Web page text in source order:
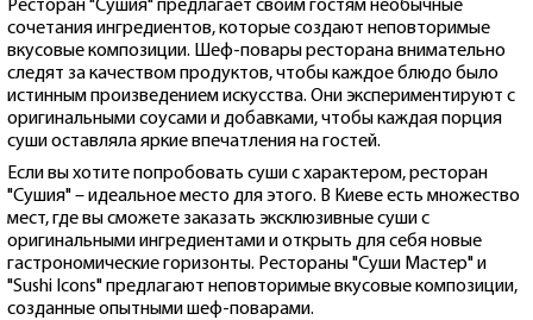
Ресторан "Сушия" предлагает своим гостям необычные
сочетания ингредиентов, которые создают неповторимые
вкусовые композиции. Шеф-повары ресторана внимательно
следят за качеством продуктов, чтобы каждое блюдо было
истинным произведением искусства. Они экспериментируют с
оригинальными соусами и добавками, чтобы каждая порция
суши оставляла яркие впечатления на гостей.
Если вы хотите попробовать суши с характером, ресторан
"Сушия" – идеальное место для этого. В Киеве есть множество
мест, где вы сможете заказать эксклюзивные суши с
оригинальными ингредиентами и открыть для себя новые
гастрономические горизонты. Рестораны "Суши Мастер" и
"Sushi Icons" предлагают неповторимые вкусовые композиции,
созданные опытными шеф-поварами.